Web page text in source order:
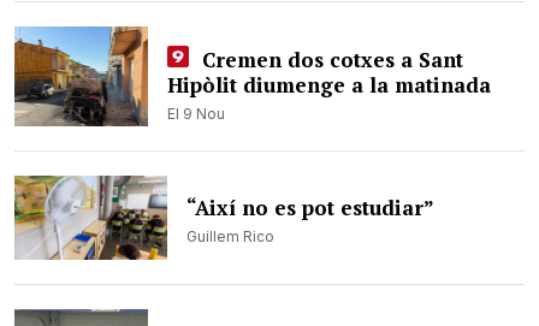
Cremen dos cotxes a Sant
Hipòlit diumenge a la matinada
El 9 Nou
“Així no es pot estudiar”
Guillem Rico